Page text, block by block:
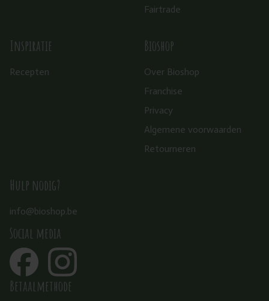
Fairtrade
Inspiratie
Recepten
Bioshop
Over Bioshop
Franchise
Privacy
Algemene voorwaarden
Retourneren
Hulp nodig?
info@bioshop.be
Social media
Betaalmethode